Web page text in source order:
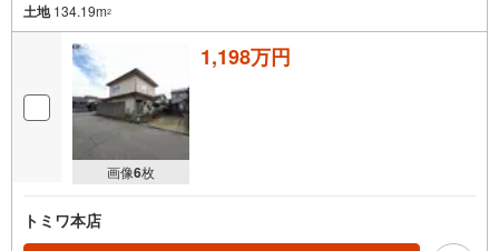
土地134.19m2
画像6枚
1,198万円
トミワ本店